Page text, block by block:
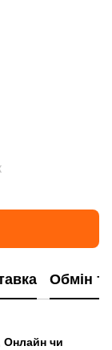
Обмін
Онлайн чи